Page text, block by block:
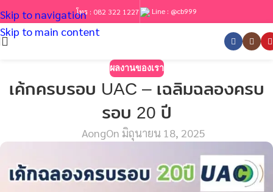
Skip to navigation
Skip to main content
โทร : 082 322 1227 Line : @cb999
ผลงานของเรา
เค้กครบรอบ UAC – เฉลิมฉลองครบ
รอบ 20 ปี
AongOn มิถุนายน 18, 2025